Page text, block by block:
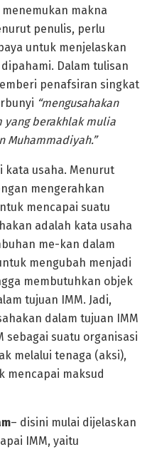
makna
penulis, perlu
untuk menjelaskan
Dalam tulisan
penafsiran singkat
“mengusahakan
berakhlak mulia
Muhammadiyah.”
kata usaha. Menurut
mengerahkan
mencapai suatu
adalah kata usaha
me-kan dalam
mengubah menjadi
membutuhkan objek
tujuan IMM. Jadi,
dalam tujuan IMM
sebagai suatu organisasi
melalui tenaga (aksi),
mencapai maksud
– disini mulai dijelaskan
IMM, yaitu